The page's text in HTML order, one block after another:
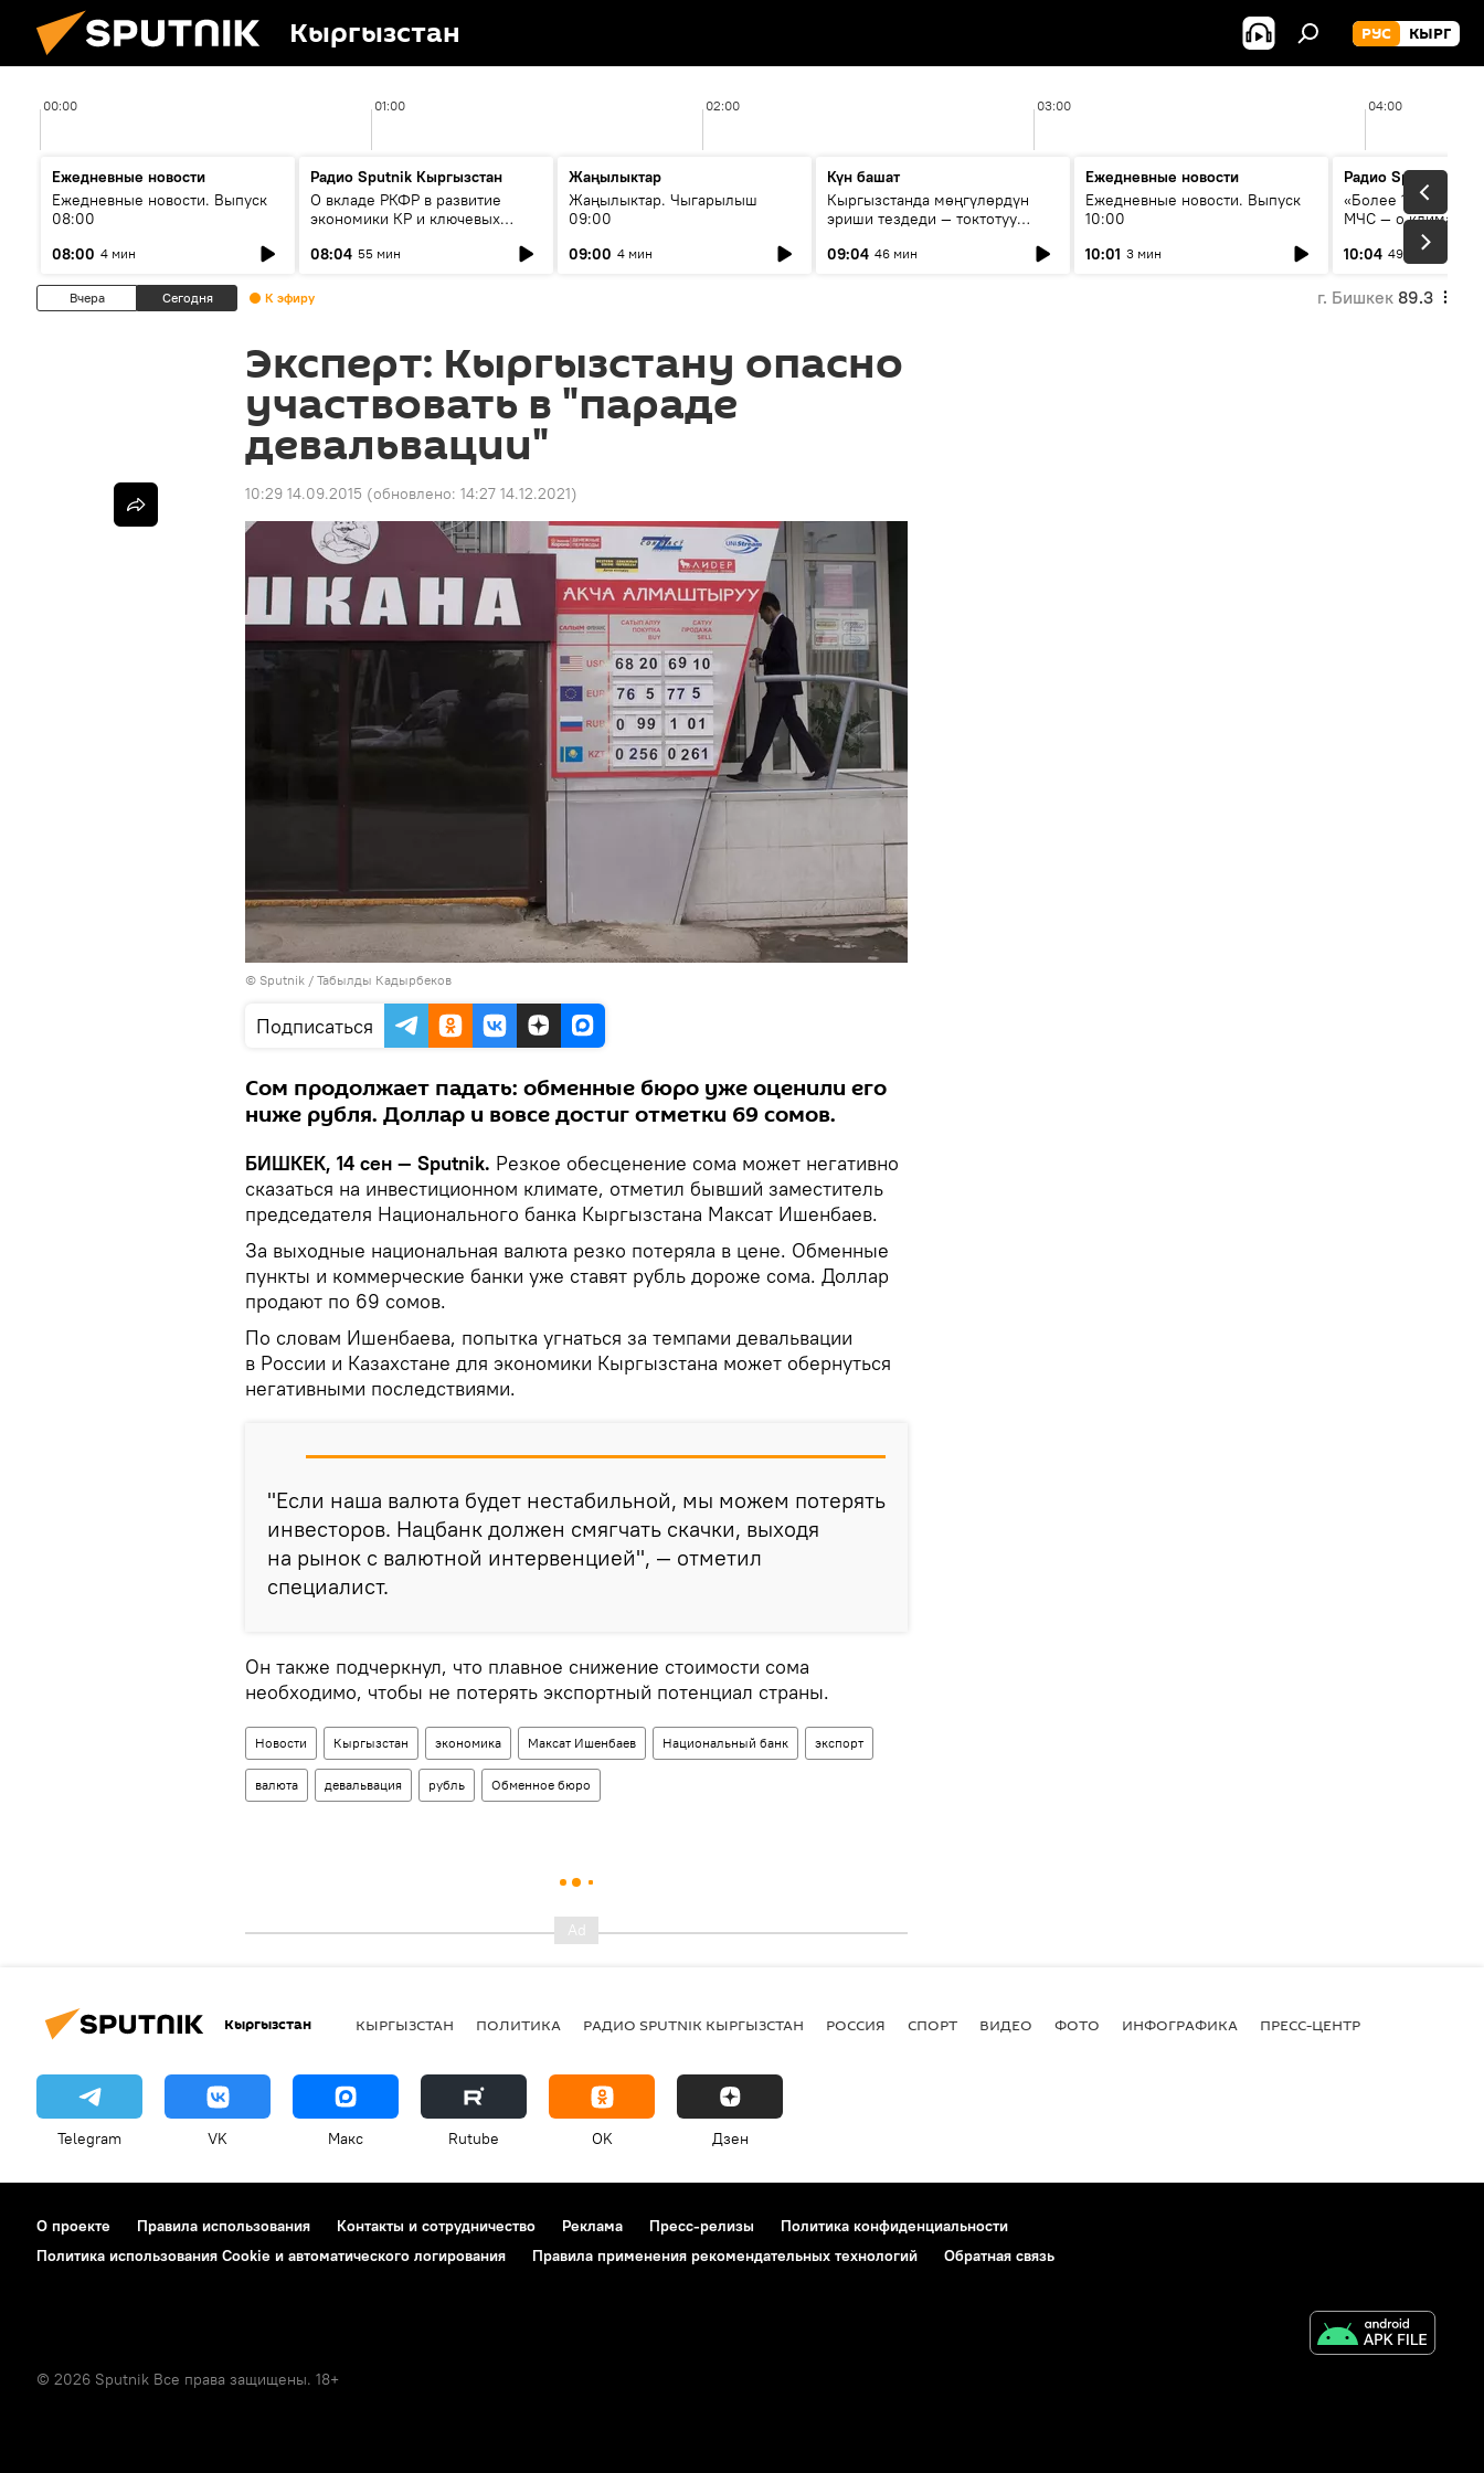
Кыргызстан РУС КЫРГ
00:00 01:00 02:00 03:00 04:00
Ежедневные новости
Ежедневные новости. Выпуск
08:00
08:00 4 мин
Радио Sputnik Кыргызстан
О вкладе РКФР в развитие
экономики КР и ключевых
08:04 55 мин
Жаңылыктар
Жаңылыктар. Чыгарылыш
09:00
09:00 4 мин
Күн башат
Кыргызстанда мөңгүлөрдүн
эриши тездеди — токтотуу
09:04 46 мин
Ежедневные новости
Ежедневные новости. Выпуск
10:00
10:01 3 мин
Радио Sputnik
«Более 1200 сёл в
МЧС — о климате,
системе
населения
10:04 49 мин
Вчера Сегодня К эфиру г. Бишкек 89.3
Эксперт: Кыргызстану опасно
участвовать в "параде
девальвации"
10:29 14.09.2015 (обновлено: 14:27 14.12.2021)
© Sputnik / Табылды Кадырбеков
Подписаться
Сом продолжает падать: обменные бюро уже оценили его
ниже рубля. Доллар и вовсе достиг отметки 69 сомов.
БИШКЕК, 14 сен — Sputnik. Резкое обесценение сома может негативно
сказаться на инвестиционном климате, отметил бывший заместитель
председателя Национального банка Кыргызстана Максат Ишенбаев.
За выходные национальная валюта резко потеряла в цене. Обменные
пункты и коммерческие банки уже ставят рубль дороже сома. Доллар
продают по 69 сомов.
По словам Ишенбаева, попытка угнаться за темпами девальвации
в России и Казахстане для экономики Кыргызстана может обернуться
негативными последствиями.
"Если наша валюта будет нестабильной, мы можем потерять
инвесторов. Нацбанк должен смягчать скачки, выходя
на рынок с валютной интервенцией", — отметил
специалист.
Он также подчеркнул, что плавное снижение стоимости сома
необходимо, чтобы не потерять экспортный потенциал страны.
Новости Кыргызстан экономика Максат Ишенбаев Национальный банк экспорт
валюта девальвация рубль Обменное бюро
Кыргызстан КЫРГЫЗСТАН ПОЛИТИКА РАДИО SPUTNIK КЫРГЫЗСТАН РОССИЯ СПОРТ ВИДЕО ФОТО ИНФОГРАФИКА ПРЕСС-ЦЕНТР
Telegram VK Макс Rutube OK Дзен
О проекте Правила использования Контакты и сотрудничество Реклама Пресс-релизы
Политика конфиденциальности
Политика использования Cookie и автоматического логирования
Правила применения рекомендательных технологий Обратная связь
© 2026 Sputnik Все права защищены. 18+